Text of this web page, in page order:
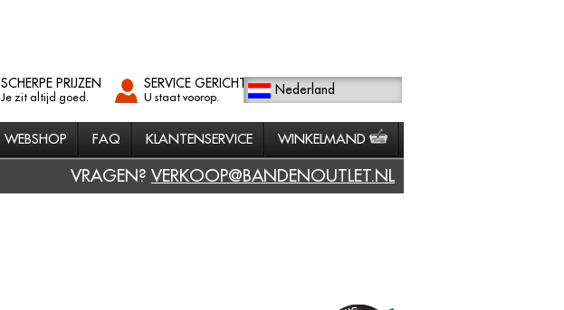
SCHERPE PRIJZEN
Je zit altijd goed.
SERVICE GERICHT
U staat voorop. Nederland
WEBSHOP FAQ KLANTENSERVICE WINKELMAND
VRAGEN? VERKOOP@BANDENOUTLET.NL